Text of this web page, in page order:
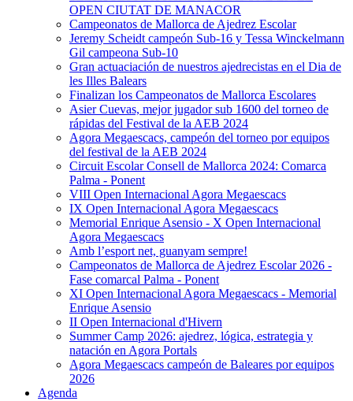
OPEN CIUTAT DE MANACOR
Campeonatos de Mallorca de Ajedrez Escolar
Jeremy Scheidt campeón Sub-16 y Tessa Winckelmann
Gil campeona Sub-10
Gran actuaciación de nuestros ajedrecistas en el Dia de
les Illes Balears
Finalizan los Campeonatos de Mallorca Escolares
Asier Cuevas, mejor jugador sub 1600 del torneo de
rápidas del Festival de la AEB 2024
Agora Megaescacs, campeón del torneo por equipos
del festival de la AEB 2024
Circuit Escolar Consell de Mallorca 2024: Comarca
Palma - Ponent
VIII Open Internacional Agora Megaescacs
IX Open Internacional Agora Megaescacs
Memorial Enrique Asensio - X Open Internacional
Agora Megaescacs
Amb l’esport net, guanyam sempre!
Campeonatos de Mallorca de Ajedrez Escolar 2026 -
Fase comarcal Palma - Ponent
XI Open Internacional Agora Megaescacs - Memorial
Enrique Asensio
II Open Internacional d'Hivern
Summer Camp 2026: ajedrez, lógica, estrategia y
natación en Agora Portals
Agora Megaescacs campeón de Baleares por equipos
2026
Agenda